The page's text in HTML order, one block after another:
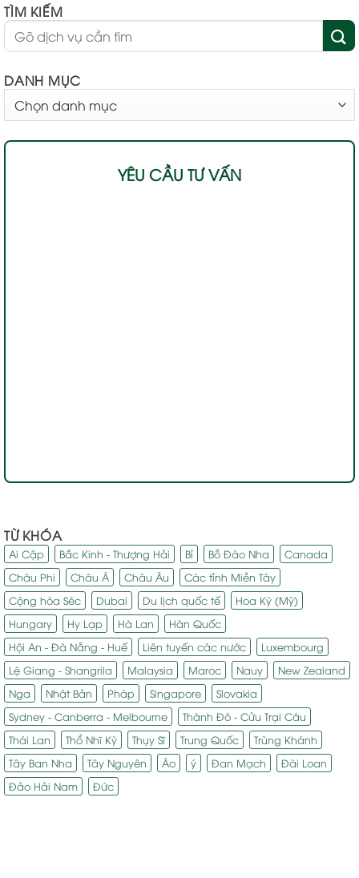
TÌM KIẾM
DANH MỤC
MỤC
YÊU CẦU TƯ VẤN
TỪ KHÓA
Ai Cập Bắc Kinh - Thượng Hải Bỉ Bồ Đào Nha
Canada
Châu Phi
Châu Á Châu Âu
Các tỉnh Miền Tây
Cộng hòa Séc
Dubai Du lịch quốc tế
Hoa Kỳ (Mỹ)
Hungary
Hy Lạp Hà Lan
Hàn Quốc
Hội An - Đà Nẵng - Huế
Liên tuyến các nước
Luxembourg
Lệ Giang - Shangrila
Malaysia Maroc Nauy
New Zealand
Nga
Nhật Bản Pháp Singapore
Slovakia
Sydney - Canberra - Melbourne
Thành Đô - Cửu Trại Câu
Thái Lan
Thổ Nhĩ Kỳ Thụy Sĩ Trung Quốc
Trùng Khánh
Tây Ban Nha
Tây Nguyên Áo ý Đan Mạch
Đài Loan
Đảo Hải Nam
Đức